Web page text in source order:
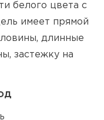
белого цвета с
имеет прямой
длинные
застежку на